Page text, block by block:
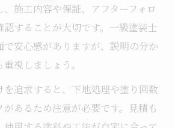
施工内容や保証、アフターフォロ
認することが大切です。一級塗装士
で安心感がありますが、説明の分か
視しましょう。
追求すると、下地処理や塗り回数
あるため注意が必要です。見積も